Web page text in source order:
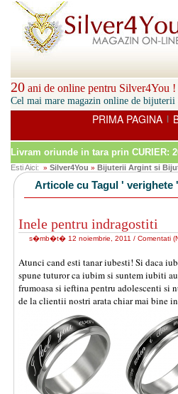
20 ani de online pentru
Cel mai mare magazin online de
PRIMA PAGINA |
Livram oriunde in tara prin CURIER:
Esti Aici: » Silver4You » Bijuterii Argint si
Articole cu Tagul ' verighete '
Inele pentru indragostiti
s�mb�t� 12 noiembrie, 2011 / Comentati (
Atunci cand esti tanar iubesti! Si daca
spune tuturor ca iubim si suntem iubiti
frumoasa si ieftina pentru adolescenti si
de la clientii nostri arata chiar mai bine